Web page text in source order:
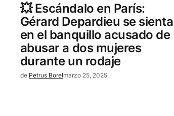
💥 Escándalo en París:
Gérard Depardieu se sienta
en el banquillo acusado de
abusar a dos mujeres
durante un rodaje
de Petrus Borelmarzo 25, 2025